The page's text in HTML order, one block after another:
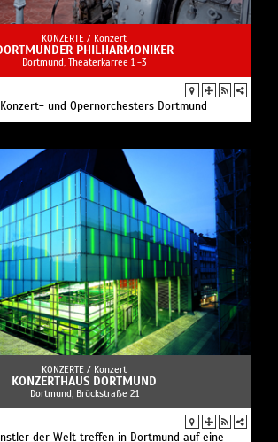
KONZERTE / Konzert
PHILHARMONIKER
Dortmund, Theaterkarree 1 -3
und Opernorchesters Dortmund
KONZERTE / Konzert
KONZERTHAUS DORTMUND
Dortmund, Brückstraße 21
der Welt treffen in Dortmund auf eine